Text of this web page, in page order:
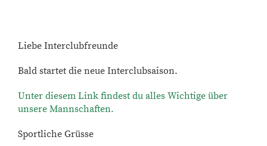
Liebe Interclubfreunde
Bald startet die neue Interclubsaison.
Unter diesem Link findest du alles Wichtige über
unsere Mannschaften.
Sportliche Grüsse